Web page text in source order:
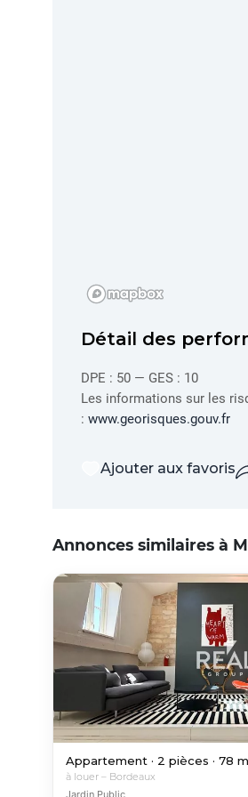
Détail des
DPE : 50 — GES : 10
Les informations sur les
: www.georisques.gouv.fr
Ajouter aux favoris
Annonces similaires à
Appartement · 2 pièces · 78
à louer – Bordeaux
Jardin Public